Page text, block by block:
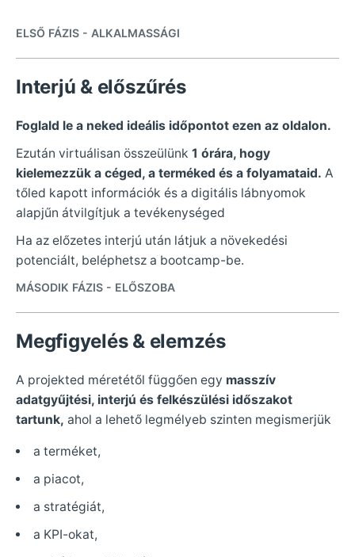
ELSŐ FÁZIS - ALKALMASSÁGI
Interjú & előszűrés
Foglald le a neked ideális időpontot ezen az oldalon.
Ezután virtuálisan összeülünk 1 órára, hogy
kielemezzük a céged, a terméked és a folyamataid. A
tőled kapott információk és a digitális lábnyomok
alapjűn átvilgítjuk a tevékenységed
Ha az előzetes interjú után látjuk a növekedési
potenciált, beléphetsz a bootcamp-be.
MÁSODIK FÁZIS - ELŐSZOBA
Megfigyelés & elemzés
A projekted méretétől függően egy masszív
adatgyűjtési, interjú és felkészülési időszakot
tartunk, ahol a lehető legmélyeb szinten megismerjük
a terméket,
a piacot,
a stratégiát,
a KPI-okat,